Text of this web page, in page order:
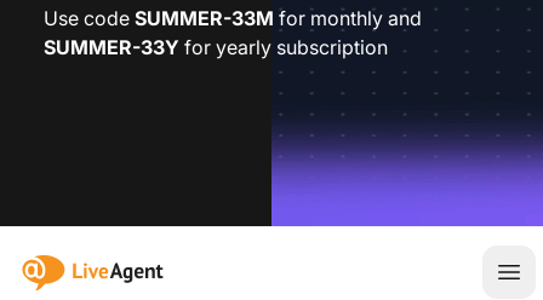
Use code SUMMER-33M for monthly and
SUMMER-33Y for yearly subscription
:site.title